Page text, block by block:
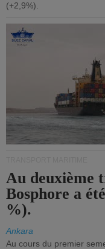
(+2,9%).
Au deuxième
Bosphore a
%).
Ankara
Au cours du premier